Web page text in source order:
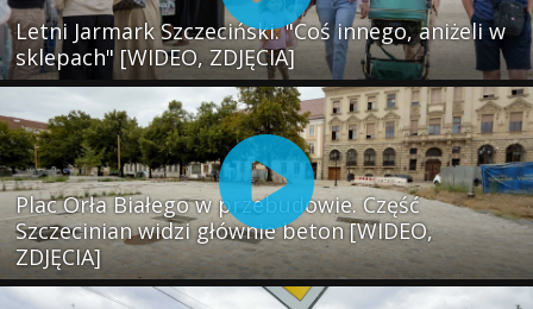
Letni Jarmark Szczeciński. "Coś innego, aniżeli w
sklepach" [WIDEO, ZDJĘCIA]
Plac Orła Białego w przebudowie. Część
Szczecinian widzi głównie beton [WIDEO,
ZDJĘCIA]